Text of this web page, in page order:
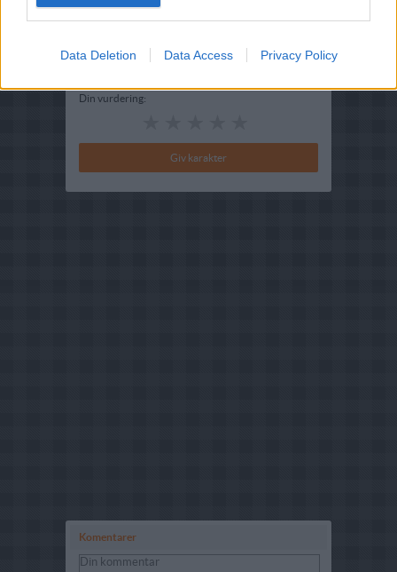
Data Deletion Data Access Privacy Policy
Brugernes vurdering:4.3 ( 18stemmer
Din vurdering:
Komentarer